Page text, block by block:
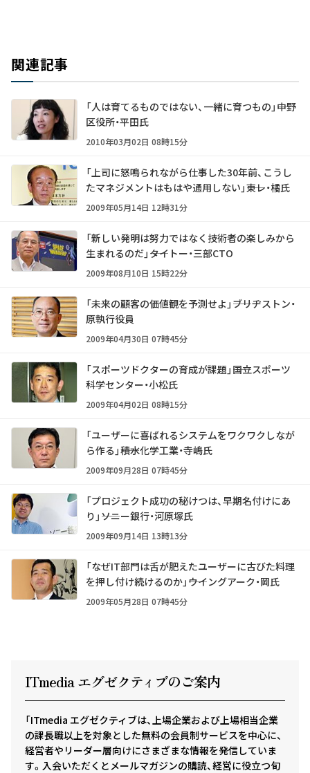
関連記事
「人は育てるものではない、一緒に育つもの」――中野
区役所・平田氏
2010年03月02日 08時15分
「上司に怒鳴られながら仕事した30年前、こうし
たマネジメントはもはや通用しない」――東レ・橘氏
2009年05月14日 12時31分
「新しい発明は努力ではなく技術者の楽しみから
生まれるのだ」――タイトー・三部CTO
2009年08月10日 15時22分
「未来の顧客の価値観を予測せよ」――ブリヂストン・
原執行役員
2009年04月30日 07時45分
「スポーツドクターの育成が課題」――国立スポーツ
科学センター・小松氏
2009年04月02日 08時15分
「ユーザーに喜ばれるシステムをワクワクしなが
ら作る」――積水化学工業・寺嶋氏
2009年09月28日 07時45分
「プロジェクト成功の秘けつは、早期名付けにあ
り」――ソニー銀行・河原塚氏
2009年09月14日 13時13分
「なぜIT部門は舌が肥えたユーザーに古びた料理
を押し付け続けるのか」――ウイングアーク・岡氏
2009年05月28日 07時45分
ITmedia エグゼクティ ブのご案内
「ITmedia エグゼクティブは、上場企業および上場相当企業
の課長職以上を対象とした無料の会員制サービスを中心に、
経営者やリーダー層向けにさまざまな情報を発信していま
す。入会いただくとメールマガジンの購読、経営に役立つ旬